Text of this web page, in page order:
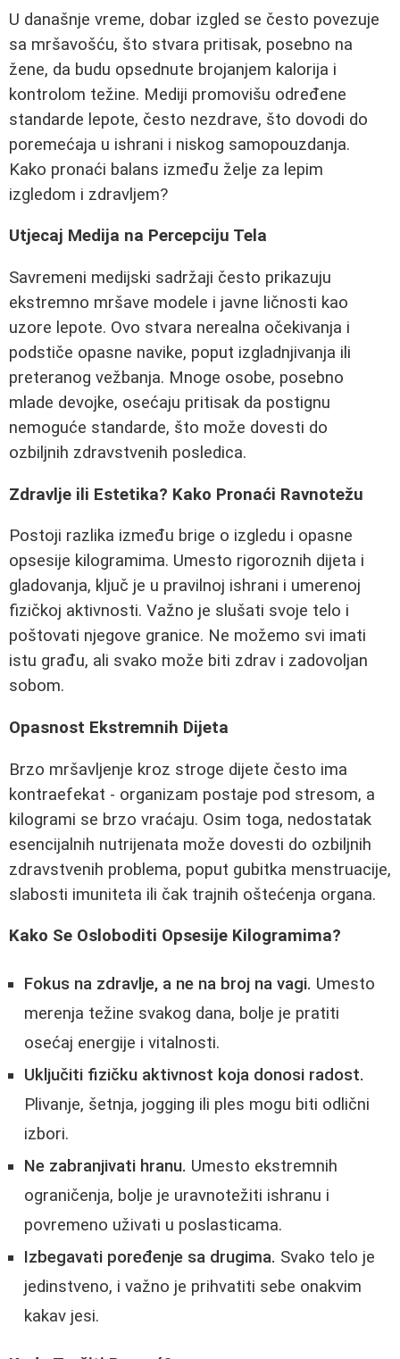
U današnje vreme, dobar izgled se često povezuje
sa mršavošću, što stvara pritisak, posebno na
žene, da budu opsednute brojanjem kalorija i
kontrolom težine. Mediji promovišu određene
standarde lepote, često nezdrave, što dovodi do
poremećaja u ishrani i niskog samopouzdanja.
Kako pronaći balans između želje za lepim
izgledom i zdravljem?
Utjecaj Medija na Percepciju Tela
Savremeni medijski sadržaji često prikazuju
ekstremno mršave modele i javne ličnosti kao
uzore lepote. Ovo stvara nerealna očekivanja i
podstiče opasne navike, poput izgladnjivanja ili
preteranog vežbanja. Mnoge osobe, posebno
mlade devojke, osećaju pritisak da postignu
nemoguće standarde, što može dovesti do
ozbiljnih zdravstvenih posledica.
Zdravlje ili Estetika? Kako Pronaći Ravnotežu
Postoji razlika između brige o izgledu i opasne
opsesije kilogramima. Umesto rigoroznih dijeta i
gladovanja, ključ je u pravilnoj ishrani i umerenoj
fizičkoj aktivnosti. Važno je slušati svoje telo i
poštovati njegove granice. Ne možemo svi imati
istu građu, ali svako može biti zdrav i zadovoljan
sobom.
Opasnost Ekstremnih Dijeta
Brzo mršavljenje kroz stroge dijete često ima
kontraefekat - organizam postaje pod stresom, a
kilogrami se brzo vraćaju. Osim toga, nedostatak
esencijalnih nutrijenata može dovesti do ozbiljnih
zdravstvenih problema, poput gubitka menstruacije,
slabosti imuniteta ili čak trajnih oštećenja organa.
Kako Se Osloboditi Opsesije Kilogramima?
Fokus na zdravlje, a ne na broj na vagi. Umesto
merenja težine svakog dana, bolje je pratiti
osećaj energije i vitalnosti.
Uključiti fizičku aktivnost koja donosi radost.
Plivanje, šetnja, jogging ili ples mogu biti odlični
izbori.
Ne zabranjivati hranu. Umesto ekstremnih
ograničenja, bolje je uravnotežiti ishranu i
povremeno uživati u poslasticama.
Izbegavati poređenje sa drugima. Svako telo je
jedinstveno, i važno je prihvatiti sebe onakvim
kakav jesi.